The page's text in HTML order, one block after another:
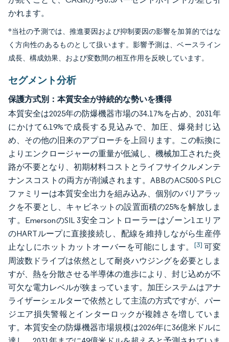
かれます。
*当社の予測では、推進要因および抑制要因の影響を加算的ではな
く方向性のあるものとして扱います。影響予測は、ベースライン
成長、構成効果、および変数間の相互作用を反映しています。
セグメント分析
保護方式別：本質安全が持続的な勢いを獲得
本質安全は2025年の防爆機器市場の34.17%を占め、2031年
にかけて6.19%で成長する見込みで、加圧、爆発封じ込
め、その他の旧来のアプローチを上回ります。この転換に
よりエンクロージャーの重量が低減し、機械加工された炎
路が不要となり、初期材料コストとライフサイクルメンテ
ナンスコストの両方が削減されます。ABBのAC500-S PLC
ファミリーは本質安全出力を組み込み、個別のバリアラッ
クを不要とし、キャビネットの設置面積の25%を解放しま
す。EmersonのSIL 3安全コントローラーはゾーン1エリア
のHARTループに直接接続し、配線を維持しながら生産停
止なしにホットカットオーバーを可能にします。 [3] 可変
周波数ドライブは依然として耐炎ハウジングを必要としま
すが、熱を分散させる半導体の進歩により、封じ込めが不
可欠な電力レベルが狭まっています。加圧システムはアナ
ライザーシェルターで依然として主流の方式ですが、パー
ジエア損失警報とインターロックが複雑さを増していま
す。本質安全の防爆機器市場規模は2026年に36億米ドルに